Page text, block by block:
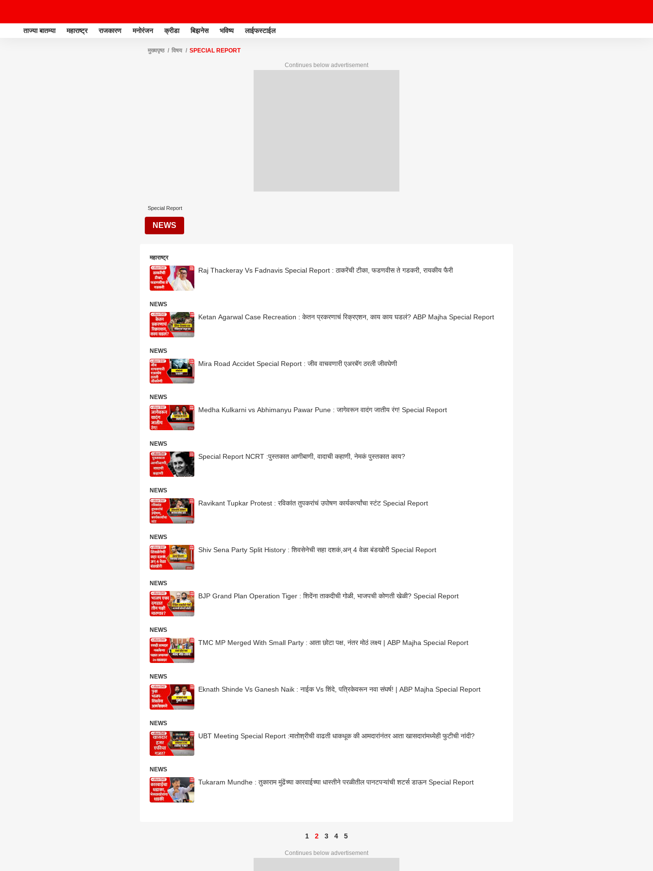
ताज्या बातम्या महाराष्ट्र राजकारण मनोरंजन क्रीडा बिझनेस भविष्य लाईफस्टाईल
मुख्यपृष्ठ विषय SPECIAL REPORT
Continues below advertisement
Special Report
NEWS
महाराष्ट्र
Raj Thackeray Vs Fadnavis Special Report : ठाकरेंची टीका, फडणवीस ते गडकरी, रायकीय फैरी
NEWS
Ketan Agarwal Case Recreation : केतन प्रकरणाचं रिक्रएशन, काय काय घडलं? ABP Majha Special Report
NEWS
Mira Road Accidet Special Report : जीव वाचवणारी एअरबॅग ठरली जीवघेणी
NEWS
Medha Kulkarni vs Abhimanyu Pawar Pune : जागेवरून वादंग जातीय रंग! Special Report
NEWS
Special Report NCRT :पुस्तकात आणीबाणी, वादाची कहाणी, नेमकं पुस्तकात काय?
NEWS
Ravikant Tupkar Protest : रविकांत तुपकरांचं उपोषण कार्यकर्त्यांचा स्टंट Special Report
NEWS
Shiv Sena Party Split History : शिवसेनेची सहा दशकं,अन् 4 वेळा बंडखोरी Special Report
NEWS
BJP Grand Plan Operation Tiger : शिदेंना ताकदीची गोळी, भाजपची कोणती खेळी? Special Report
NEWS
TMC MP Merged With Small Party : आता छोटा पक्ष, नंतर मोठं लक्ष्य | ABP Majha Special Report
NEWS
Eknath Shinde Vs Ganesh Naik : नाईक Vs शिंदे, पत्रिकेवरून नवा संघर्ष! | ABP Majha Special Report
NEWS
UBT Meeting Special Report :मातोश्रीची वाढती धाकधूक की आमदारांनंतर आता खासदारांमध्येही फुटीची नांदी?
NEWS
Tukaram Mundhe : तुकाराम मुंढेंच्या कारवाईच्या धास्तीने परळीतील पानटपऱ्यांची शटर्स डाऊन Special Report
1 2 3 4 5
Continues below advertisement